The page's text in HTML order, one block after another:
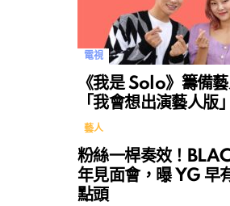
電視
《我是 Solo》籌備
「我會想出演藝人版」
藝人
粉絲一桿奏效！
年見面會，曝 YG 早
點頭